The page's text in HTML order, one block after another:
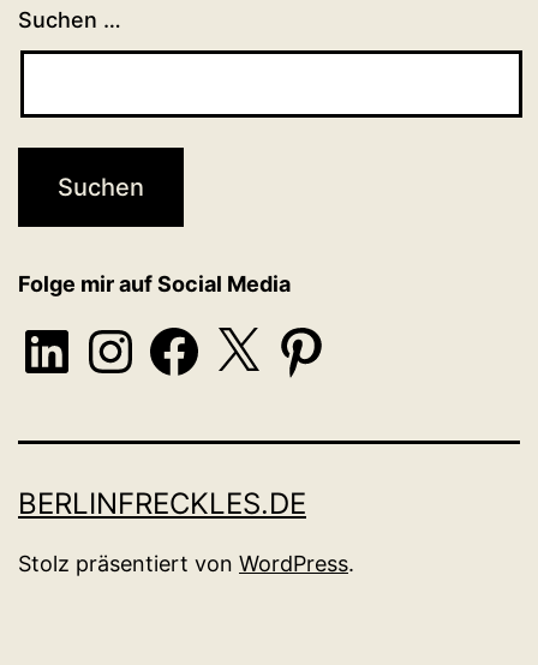
Suchen …
Folge mir auf Social Media
LinkedInInstagramFacebook
X Pinterest
BERLINFRECKLES.DE
Stolz präsentiert von WordPress.